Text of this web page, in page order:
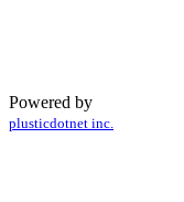
Powered by
plusticdotnet inc.